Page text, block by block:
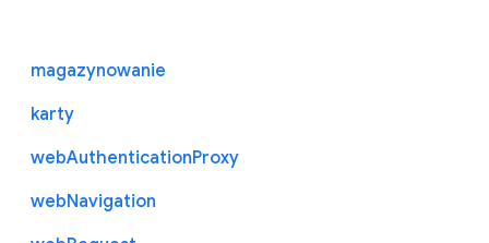
magazynowanie
karty
webAuthenticationProxy
webNavigation